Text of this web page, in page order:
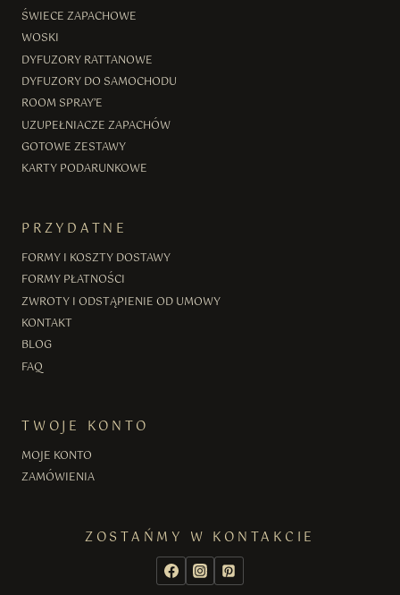
ŚWIECE ZAPACHOWE
WOSKI
DYFUZORY RATTANOWE
DYFUZORY DO SAMOCHODU
ROOM SPRAY’E
UZUPEŁNIACZE ZAPACHÓW
GOTOWE ZESTAWY
KARTY PODARUNKOWE
PRZYDATNE
FORMY I KOSZTY DOSTAWY
FORMY PŁATNOŚCI
ZWROTY I ODSTĄPIENIE OD UMOWY
KONTAKT
BLOG
FAQ
TWOJE KONTO
MOJE KONTO
ZAMÓWIENIA
ZOSTAŃMY W KONTAKCIE